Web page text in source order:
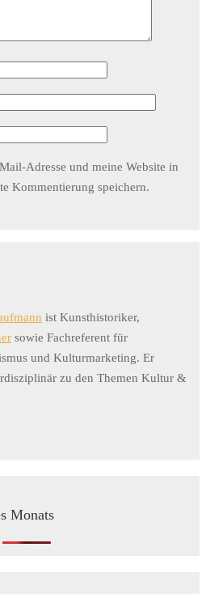
Adresse und meine Website in
Kommentierung speichern.
ist Kunsthistoriker,
sowie Fachreferent für
und Kulturmarketing. Er
zu den Themen Kultur &
Monats